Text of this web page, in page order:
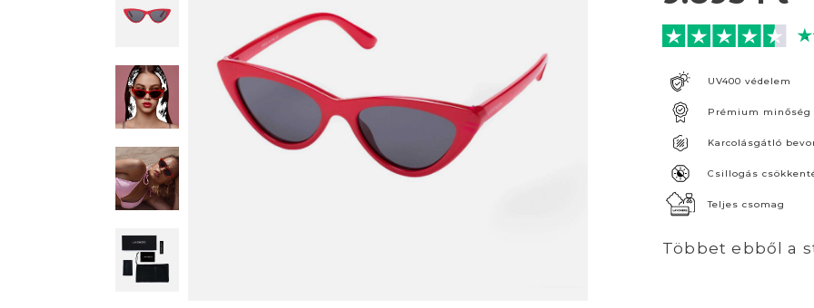
UV400 védelem
Prémium minőség
Karcolásgátló
Csillogás
Teljes csomag
Többet ebből a